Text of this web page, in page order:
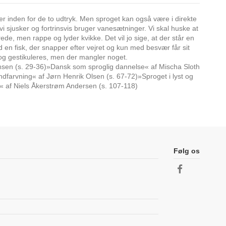
inden for de to udtryk. Men sproget kan også være i direkte
sjusker og fortrinsvis bruger vanesætninger. Vi skal huske at
men rappe og lyder kvikke. Det vil jo sige, at der står en
en fisk, der snapper efter vejret og kun med besvær får sit
gestikuleres, men der mangler noget.
(s. 29-36)»Dansk som sproglig dannelse« af Mischa Sloth
af Jørn Henrik Olsen (s. 67-72)»Sproget i lyst og
Niels Åkerstrøm Andersen (s. 107-118)
Følg os